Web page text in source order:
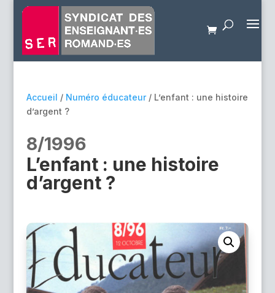
Accueil / Numéro éducateur/ L’enfant : une histoire
d’argent ?
8/1996
L’enfant : une histoire
d’argent ?